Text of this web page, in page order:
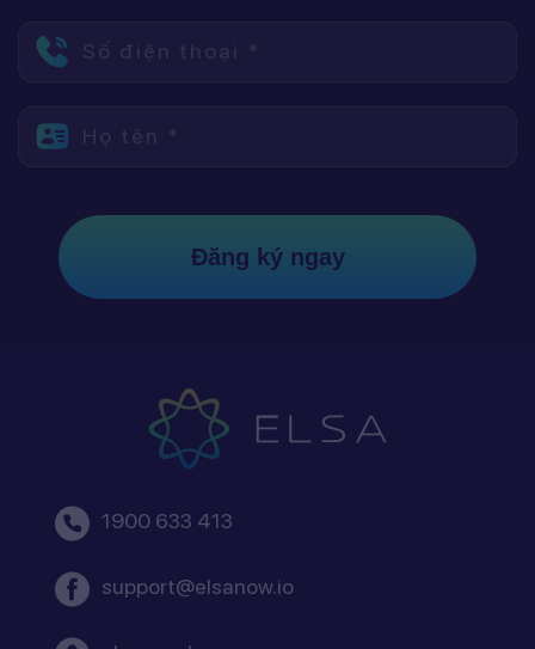
Số điện thoại *
Họ tên *
Đăng ký ngay
1900 633 413
support@elsanow.io